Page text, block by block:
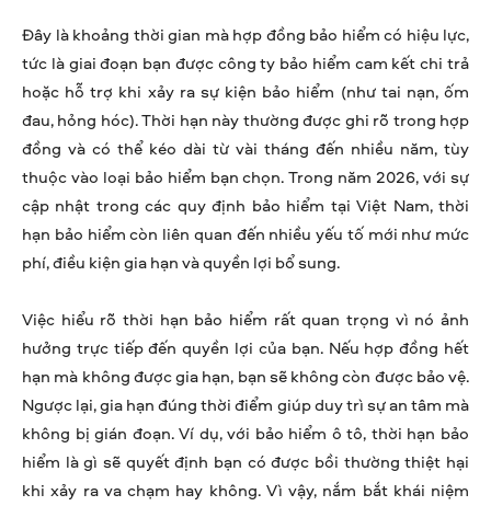
Đây là khoảng thời gian mà hợp đồng bảo hiểm có hiệu lực,
tức là giai đoạn bạn được công ty bảo hiểm cam kết chi trả
hoặc hỗ trợ khi xảy ra sự kiện bảo hiểm (như tai nạn, ốm
đau, hỏng hóc). Thời hạn này thường được ghi rõ trong hợp
đồng và có thể kéo dài từ vài tháng đến nhiều năm, tùy
thuộc vào loại bảo hiểm bạn chọn. Trong năm 2026, với sự
cập nhật trong các quy định bảo hiểm tại Việt Nam, thời
hạn bảo hiểm còn liên quan đến nhiều yếu tố mới như mức
phí, điều kiện gia hạn và quyền lợi bổ sung.
Việc hiểu rõ thời hạn bảo hiểm rất quan trọng vì nó ảnh
hưởng trực tiếp đến quyền lợi của bạn. Nếu hợp đồng hết
hạn mà không được gia hạn, bạn sẽ không còn được bảo vệ.
Ngược lại, gia hạn đúng thời điểm giúp duy trì sự an tâm mà
không bị gián đoạn. Ví dụ, với bảo hiểm ô tô, thời hạn bảo
hiểm là gì sẽ quyết định bạn có được bồi thường thiệt hại
khi xảy ra va chạm hay không. Vì vậy, nắm bắt khái niệm